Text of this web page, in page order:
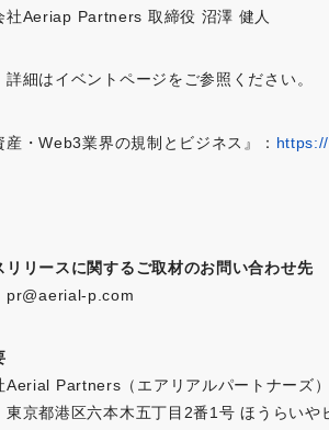
社Aeriap Partners 取締役 沼澤 健人
詳細はイベントページをご参照ください。
産・Web3業界の規制とビジネス』：
リリースに関するご取材のお問い合わせ先
pr@aerial-p.com
Aerial Partners（エアリアルパートナーズ）
東京都港区六本木五丁目2番1号 ほうらいや